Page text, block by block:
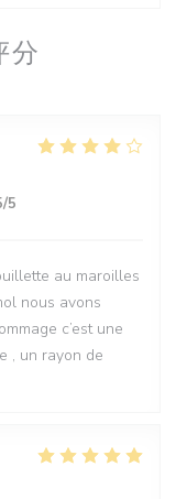
分
/5
au maroilles
nous avons
c’est une
, un rayon de